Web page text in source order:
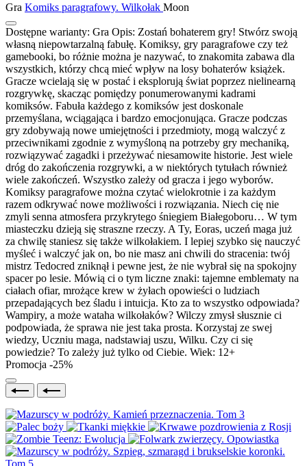
Gra Komiks paragrafowy. Wilkołak Moon
Dostępne warianty: Gra Opis: Zostań bohaterem gry! Stwórz swoją
własną niepowtarzalną fabułę. Komiksy, gry paragrafowe czy też
gamebooki, bo różnie można je nazywać, to znakomita zabawa dla
wszystkich, którzy chcą mieć wpływ na losy bohaterów książek.
Gracze wcielają się w postać i eksplorują świat poprzez nielinearną
rozgrywkę, skacząc pomiędzy ponumerowanymi kadrami
komiksów. Fabuła każdego z komiksów jest doskonale
przemyślana, wciągająca i bardzo emocjonująca. Gracze podczas
gry zdobywają nowe umiejętności i przedmioty, mogą walczyć z
przeciwnikami zgodnie z wymyśloną na potrzeby gry mechaniką,
rozwiązywać zagadki i przeżywać niesamowite historie. Jest wiele
dróg do zakończenia rozgrywki, a w niektórych tytułach również
wiele zakończeń. Wszystko zależy od gracza i jego wyborów.
Komiksy paragrafowe można czytać wielokrotnie i za każdym
razem odkrywać nowe możliwości i rozwiązania. Niech cię nie
zmyli senna atmosfera przykrytego śniegiem Białegoboru… W tym
miasteczku dzieją się straszne rzeczy. A Ty, Eoras, uczeń maga już
za chwilę staniesz się także wilkołakiem. I lepiej szybko się nauczyć
myśleć i walczyć jak on, bo nie masz ani chwili do stracenia: twój
mistrz Tedocred zniknął i pewne jest, że nie wybrał się na spokojny
spacer po lesie. Mówią ci o tym liczne znaki: tajemne emblematy na
ciałach ofiar, mrożące krew w żyłach opowieści o ludziach
przepadających bez śladu i intuicja. Kto za to wszystko odpowiada?
Wampiry, a może wataha wilkołaków? Wilczy zmysł słusznie ci
podpowiada, że sprawa nie jest taka prosta. Korzystaj ze swej
wiedzy, Uczniu maga, nadstawiaj uszu, Wilku. Czy ci się
powiedzie? To zależy już tylko od Ciebie. Wiek: 12+
Promocja -25%